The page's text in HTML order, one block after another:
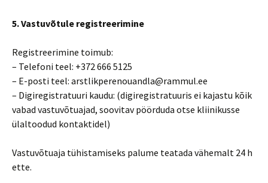
5. Vastuvõtule registreerimine
Registreerimine toimub:
– Telefoni teel: +372 666 5125
– E-posti teel: arstlikperenouandla@rammul.ee
– Digiregistratuuri kaudu: (digiregistratuuris ei kajastu kõik
vabad vastuvõtuajad, soovitav pöörduda otse kliinikusse
ülaltoodud kontaktidel)
Vastuvõtuaja tühistamiseks palume teatada vähemalt 24 h
ette.